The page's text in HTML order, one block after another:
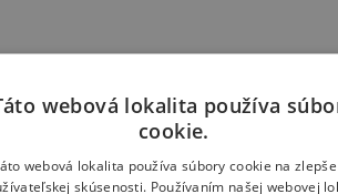
webová lokalita používa
cookie.
webová lokalita používa súbory cookie na
skúsenosti. Používaním našej webovej